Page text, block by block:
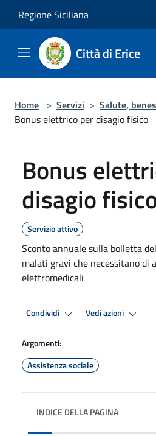
Regione Siciliana
Città di Erice
Home > Servizi > Salute,
Bonus elettrico per disagio fisico
Bonus
disagio
Servizio attivo
Sconto annuale sulla bolletta
malati gravi che necessitano di
elettromedicali
Condividi Vedi azioni
Argomenti:
Assistenza sociale
INDICE DELLA PAGINA